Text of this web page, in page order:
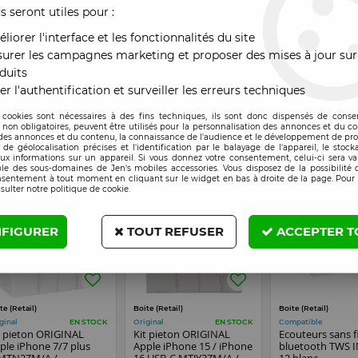
EN STOCK
audio sans fil
JELLICO HD1
: Veuillez vous
Original
EN STOCK
bluetooth avec effets
lumineux dynamiques
Prix : Veuillez vous
connecter
Original
parleur avec
noir
Prix : Veuillez
connecter
(Retail)
EN STOCK
pieton ORIGINAL
iPhone 7/7 plus
Boite (Retail)
Original
EN STOCK
Kit pieton ORIGINAL
Apple iPhone 15 / iPhone
Boite (Retail)
Compatible
Ecouteurs sans
bluetooth TWS
seront utiles pour :
l'interface et les fonctionnalités du site
les campagnes marketing et proposer des mises à jour
l'authentification et surveiller les erreurs techniques
cookies sont nécessaires à des fins techniques, ils sont donc dispensés de
non obligatoires, peuvent être utilisés pour la personnalisation des annonces et du
annonces et du contenu, la connaissance de l'audience et le développement de
de géolocalisation précises et l'identification par le balayage de l'appareil, le
informations sur un appareil. Si vous donnez votre consentement, celui-ci sera
des sous-domaines de Jen's mobiles accessories. Vous disposez de la possibilité
à tout moment en cliquant sur le widget en bas à droite de la page. Pour
notre politique de cookie.
TOUT REFUSER ACCEPTER